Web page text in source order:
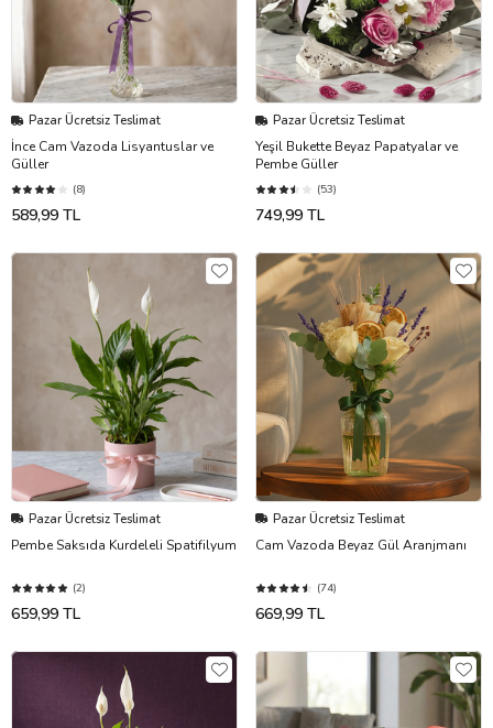
Pazar Ücretsiz Teslimat
İnce Cam Vazoda Lisyantuslar ve
Güller
(8)
589,99 TL
Pazar Ücretsiz Teslimat
Yeşil Bukette Beyaz Papatyalar ve
Pembe Güller
(53)
749,99 TL
Pazar Ücretsiz Teslimat
Pembe Saksıda Kurdeleli Spatifilyum
(2)
659,99 TL
Pazar Ücretsiz Teslimat
Cam Vazoda Beyaz Gül Aranjmanı
(74)
669,99 TL